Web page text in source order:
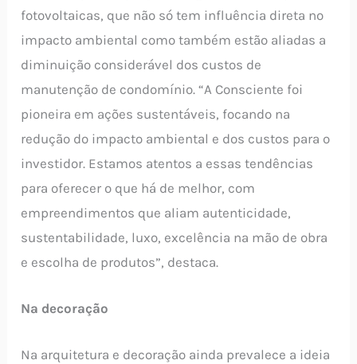
fotovoltaicas, que não só tem influência direta no
impacto ambiental como também estão aliadas a
diminuição considerável dos custos de
manutenção de condomínio. “A Consciente foi
pioneira em ações sustentáveis, focando na
redução do impacto ambiental e dos custos para o
investidor. Estamos atentos a essas tendências
para oferecer o que há de melhor, com
empreendimentos que aliam autenticidade,
sustentabilidade, luxo, excelência na mão de obra
e escolha de produtos”, destaca.
Na decoração
Na arquitetura e decoração ainda prevalece a ideia